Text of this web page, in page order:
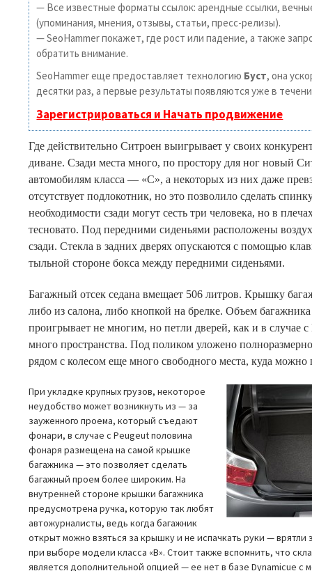
— Все известные форматы ссылок: арендные ссылки,
(упоминания, мнения, отзывы, статьи, пресс-релизы).
— SeoHammer покажет, где рост или падение, а также
обратить внимание.
SeoHammer еще предоставляет технологию Буст, она
десятки раз, а первые результаты появляются уже в
Зарегистрироваться и Начать продвижение
Где действительно Ситроен выигрывает у своих
диване. Сзади места много, по простору для ног новый
автомобилям класса — «С», а некоторых из них даже
отсутствует подлокотник, но это позволило сделать
необходимости сзади могут сесть три человека, но в
тесновато. Под передними сиденьями расположены
сзади. Стекла в задних дверях опускаются с помощью
тыльной стороне бокса между передними сиденьями.
Багажный отсек седана вмещает 506 литров. Крышку
либо из салона, либо кнопкой на брелке. Объем
проигрывает не многим, но петли дверей, как и в случае
много пространства. Под поликом уложено
рядом с колесом еще много свободного места, куда можно
При укладке крупных грузов, некоторое
неудобство может возникнуть из — за
зауженного проема, который съедают
фонари, в случае с Peugeut половина
фонаря размещена на самой крышке
багажника — это позволяет сделать
багажный проем более широким. На
внутренней стороне крышки багажника
предусмотрена ручка, которую так любят
автожурналисты, ведь когда багажник
открыт можно взяться за крышку и не испачкать руки —
при выборе модели класса «B». Стоит также вспомнить, что
является дополнительной опцией — ее нет в базе Dynamicue с